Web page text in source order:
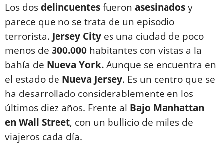
Los dosdelincuentesfueron asesinadosy
parece que no se trata de un episodio
terrorista. Jersey City es una ciudad de poco
menos de 300.000 habitantes con vistas a la
bahía de Nueva York.Aunque se encuentra en
el estado de Nueva Jersey. Es un centro que se
ha desarrollado considerablemente en los
últimos diez años. Frente al Bajo Manhattan
en Wall Street, con un bullicio de miles de
viajeros cada día.